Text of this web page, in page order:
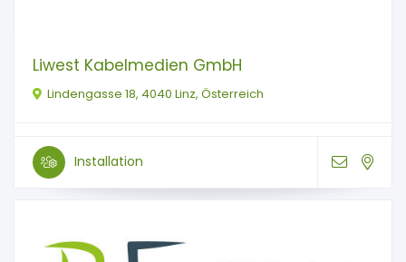
Liwest Kabelmedien GmbH
Lindengasse 18, 4040 Linz, Österreich
Installation